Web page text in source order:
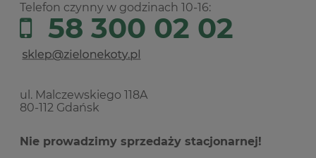
Telefon czynny w godzinach 10-16:
58 300 02 02
ul. Malczewskiego 118A
80-112 Gdańsk
Nie prowadzimy sprzedaży stacjonarnej!